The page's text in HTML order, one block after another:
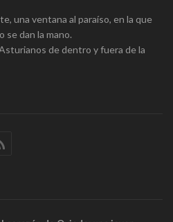
una ventana al paraíso, en la que
dan la mano.
de dentro y fuera de la